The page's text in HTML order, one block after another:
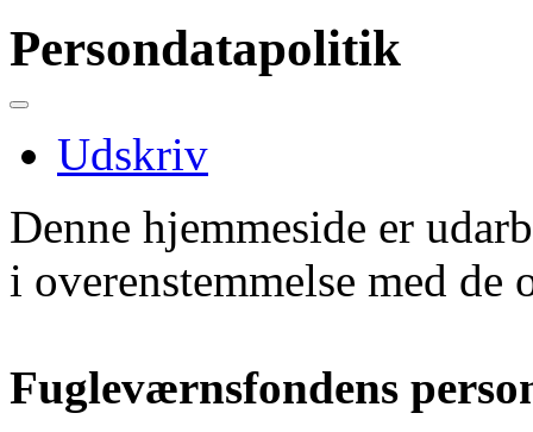
Persondatapolitik
Udskriv
Denne hjemmeside er
i overenstemmelse med
Fugleværnsfondens